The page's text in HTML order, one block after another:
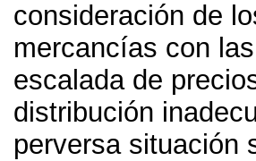
consideración de
mercancías con
escalada de
distribución
perversa situación